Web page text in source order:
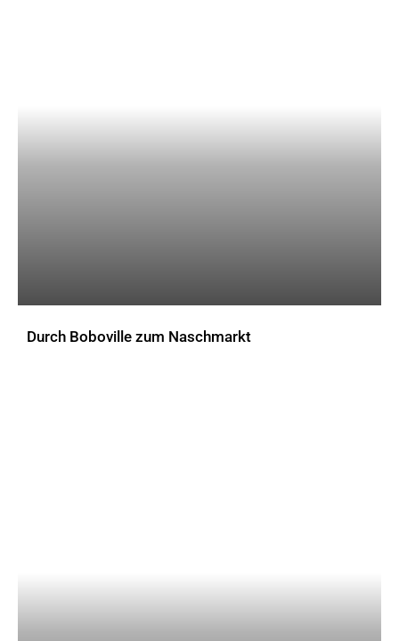
Durch Boboville zum Naschmarkt